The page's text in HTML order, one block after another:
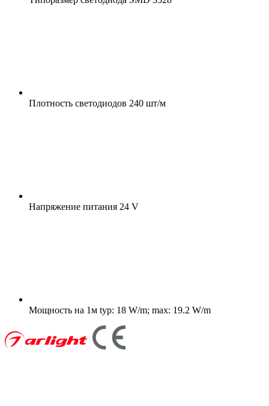
Плотность светодиодов 240 шт/м
Напряжение питания 24 V
Мощность на 1м typ: 18 W/m; max: 19.2 W/m